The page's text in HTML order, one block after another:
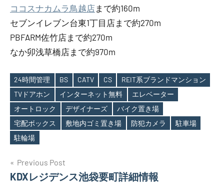
ココスナカムラ鳥越店まで約160m
セブンイレブン台東1丁目店まで約270m
PBFARM佐竹店まで約270m
なか卯浅草橋店まで約970m
Tags
24時間管理 BS CATV CS
REIT系ブランドマンション
TVドアホン
インターネット無料
エレベーター
オートロック
デザイナーズ
バイク置き場
宅配ボックス
敷地内ゴミ置き場 防犯カメラ
駐車場
駐輪場
投
稿
Previous Post
KDXレジデンス池袋要町詳細情報